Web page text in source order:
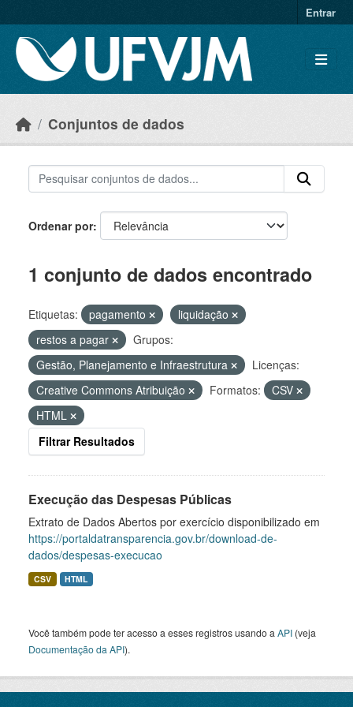
Entrar
Conjuntos de dados
Ordenar por
1 conjunto de dados encontrado
Etiquetas: pagamento
liquidação
restos a pagar
Grupos:
Gestão, Planejamento e Infraestrutura
Licenças:
Creative Commons Atribuição
Formatos:
CSV
HTML
Filtrar Resultados
Execução das Despesas Públicas
Extrato de Dados Abertos por exercício disponibilizado em
https://portaldatransparencia.gov.br/download-de-
dados/despesas-execucao
CSV HTML
Você também pode ter acesso a esses registros usando a API (veja
Documentação da API).